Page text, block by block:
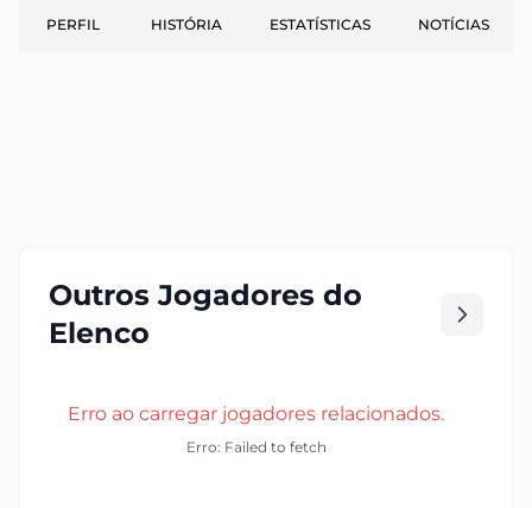
PERFIL HISTÓRIA ESTATÍSTICAS NOTÍCIAS
Outros Jogadores do
Elenco
Erro ao carregar jogadores relacionados.
Erro: Failed to fetch